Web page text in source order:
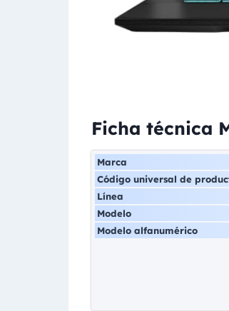
Ficha técnica
Marca
Código universal de
Línea
Modelo
Modelo alfanumérico